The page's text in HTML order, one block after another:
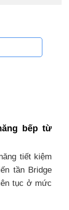
bếp từ
tiết kiệm
tần Bridge
tục ở mức